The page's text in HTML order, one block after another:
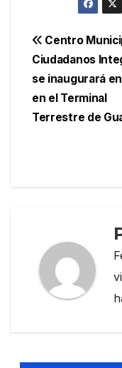
de
entradas
Centro
Ciudadanos
se inaugurará
en el Terminal
Terrestre de